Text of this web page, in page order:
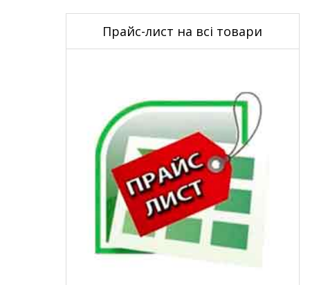
Прайс-лист на всі товари